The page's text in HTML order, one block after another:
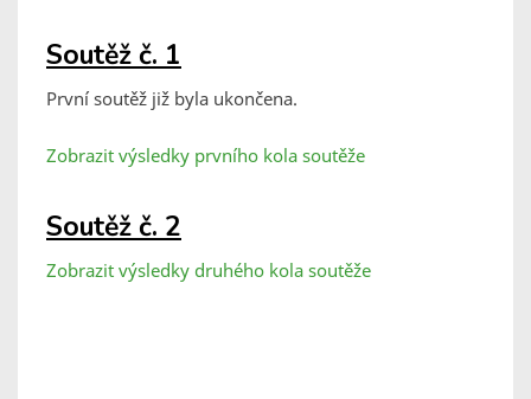
Soutěž č. 1
První soutěž již byla ukončena.
Zobrazit výsledky prvního kola soutěže
Soutěž č. 2
Zobrazit výsledky druhého kola soutěže